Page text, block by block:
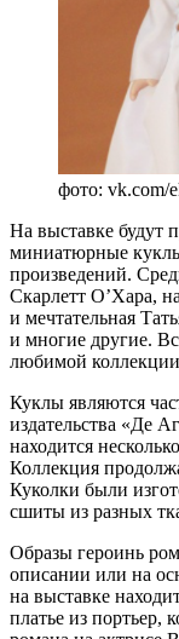
фото: vk.com/
На выставке будут
миниатюрные
произведений.
Скарлетт О’Хара,
и мечтательная
и многие другие.
любимой
Куклы являются
издательства «Де
находится
Коллекция
Куколки были
сшиты из разных
Образы героинь
описании или на
на выставке
платье из портьер,